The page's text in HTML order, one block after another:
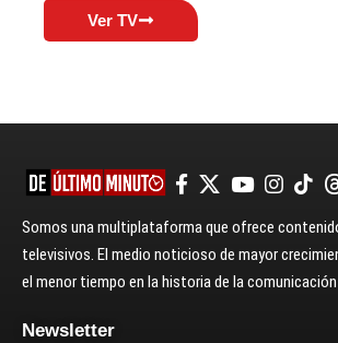
Ver TV
Somos una multiplataforma que ofrece
televisivos. El medio noticioso de mayor
el menor tiempo en la historia de la comunicación
Newsletter